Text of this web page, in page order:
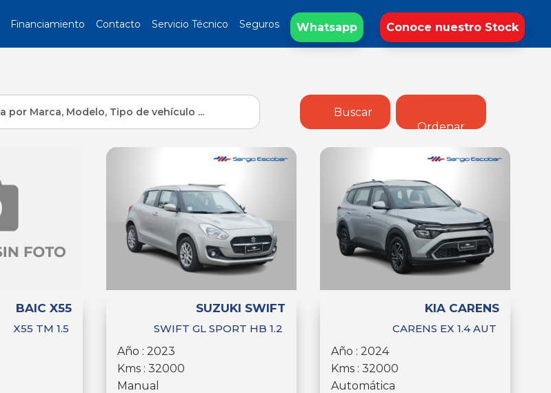
Financiamiento Contacto Servicio Técnico Seguros Whatsapp Conoce nuestro Stock
Buscar
Ordenar
BAIC X55
X55 TM 1.5
SUZUKI SWIFT
SWIFT GL SPORT HB 1.2
Año : 2023
Kms : 32000
Manual
KIA CARENS
CARENS EX 1.4 AUT
Año : 2024
Kms : 32000
Automática